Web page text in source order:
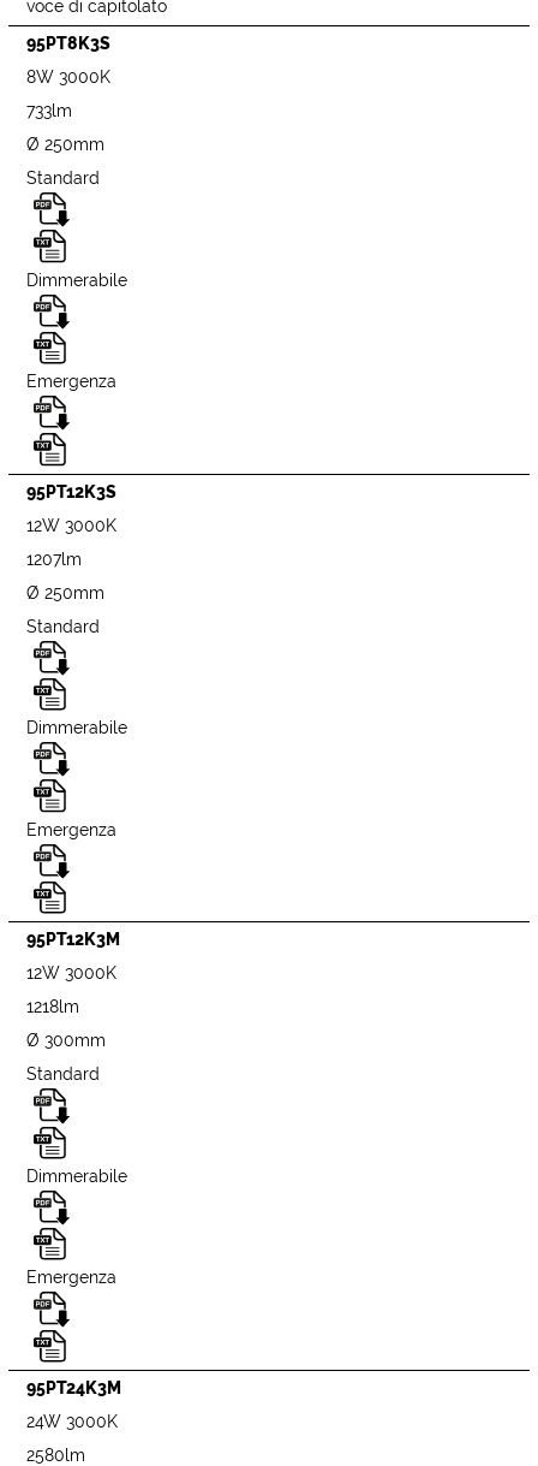
voce di capitolato
95PT8K3S
8W 3000K
733lm
Ø 250mm
Standard
Dimmerabile
Emergenza
95PT12K3S
12W 3000K
1207lm
Ø 250mm
Standard
Dimmerabile
Emergenza
95PT12K3M
12W 3000K
1218lm
Ø 300mm
Standard
Dimmerabile
Emergenza
95PT24K3M
24W 3000K
2580lm